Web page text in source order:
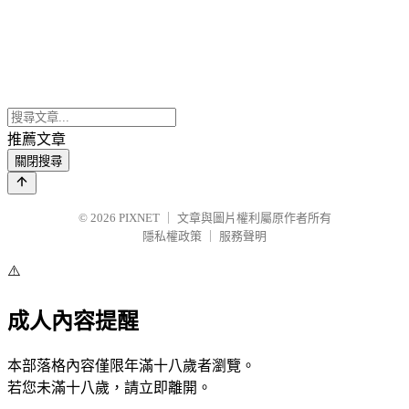
推薦文章
關閉搜尋
© 2026 PIXNET
文章與圖片權利屬原作者所有
隱私權政策
服務聲明
⚠️
成人內容提醒
本部落格內容僅限年滿十八歲者瀏覽。
若您未滿十八歲，請立即離開。